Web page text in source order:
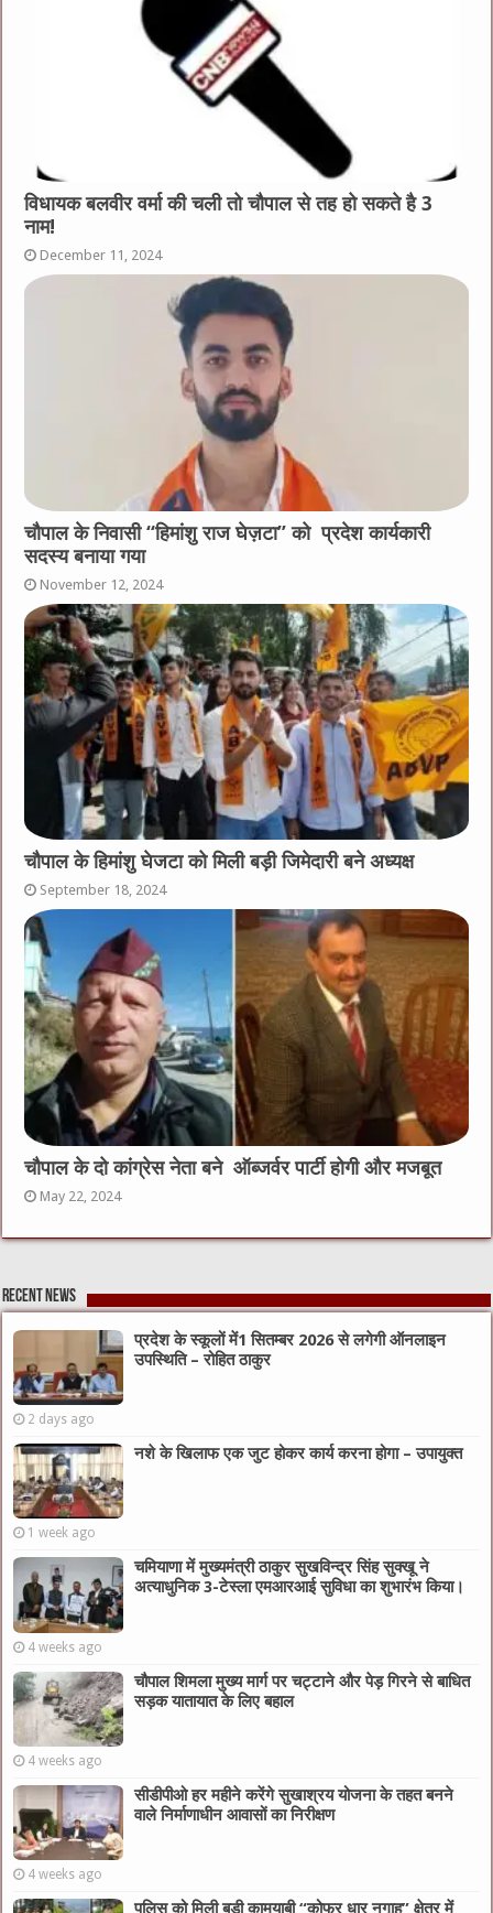
विधायक बलवीर वर्मा की चली तो चौपाल से तह हो सकते है 3
नाम!
December 11, 2024
चौपाल के निवासी “हिमांशु राज घेज़टा” को प्रदेश कार्यकारी
सदस्य बनाया गया
November 12, 2024
चौपाल के हिमांशु घेजटा को मिली बड़ी जिमेदारी बने अध्यक्ष
September 18, 2024
चौपाल के दो कांग्रेस नेता बने ऑब्जर्वर पार्टी होगी और मजबूत
May 22, 2024
Recent News
प्रदेश के स्कूलों में1 सितम्बर 2026 से लगेगी ऑनलाइन
उपस्थिति – रोहित ठाकुर
2 days ago
नशे के खिलाफ एक जुट होकर कार्य करना होगा – उपायुक्त
1 week ago
चमियाणा में मुख्यमंत्री ठाकुर सुखविन्द्र सिंह सुक्खू ने
अत्याधुनिक 3-टेस्ला एमआरआई सुविधा का शुभारंभ किया।
4 weeks ago
चौपाल शिमला मुख्य मार्ग पर चट्टाने और पेड़ गिरने से बाधित
सड़क यातायात के लिए बहाल
4 weeks ago
सीडीपीओ हर महीने करेंगे सुखाश्रय योजना के तहत बनने
वाले निर्माणाधीन आवासों का निरीक्षण
4 weeks ago
पुलिस को मिली बड़ी कामयाबी “कोफर धार नगाह” क्षेत्र में